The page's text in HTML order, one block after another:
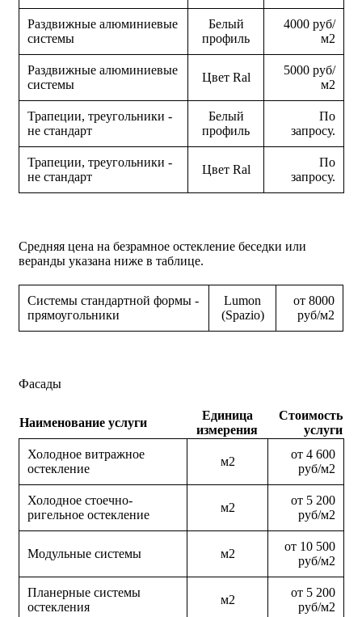
Раздвижные алюминиевые
системы
Белый
профиль
4000 руб/
м2
Раздвижные алюминиевые
системы
Цвет Ral
5000 руб/
м2
Трапеции, треугольники -
не стандарт
Белый
профиль
По
запросу.
Трапеции, треугольники -
не стандарт
Цвет Ral
По
запросу.
Средняя цена на безрамное остекление беседки или
веранды указана ниже в таблице.
Системы стандартной формы -
прямоугольники
Lumon
(Spazio)
от 8000
руб/м2
Фасады
Наименование услуги
Единица
измерения
Стоимость
услуги
Холодное витражное
остекление
м2
от 4 600
руб/м2
Холодное стоечно-
ригельное остекление
м2
от 5 200
руб/м2
Модульные системы м2
от 10 500
руб/м2
Планерные системы
остекления
м2
от 5 200
руб/м2